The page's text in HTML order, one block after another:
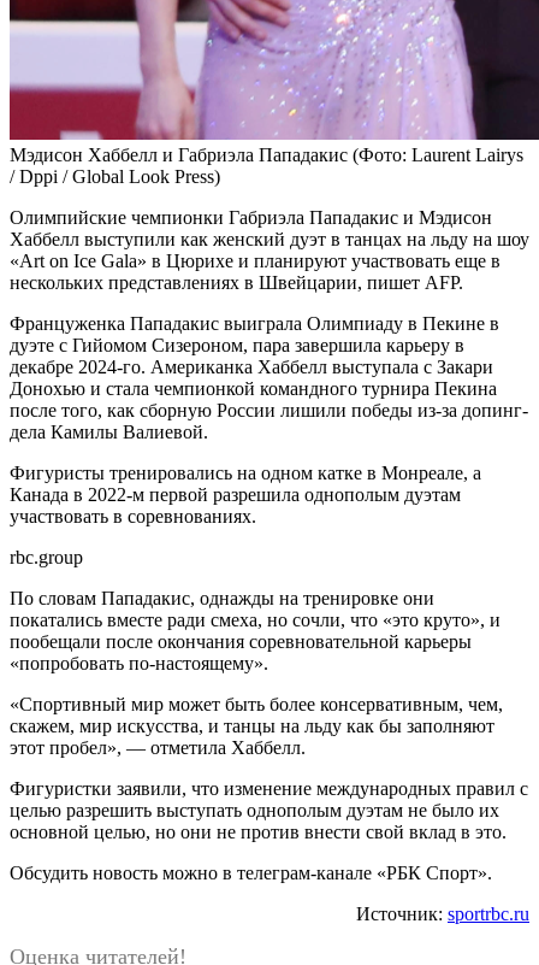
Мэдисон Хаббелл и Габриэла Пападакис (Фото: Laurent Lairys
/ Dppi / Global Look Press)
Олимпийские чемпионки Габриэла Пападакис и Мэдисон
Хаббелл выступили как женский дуэт в танцах на льду на шоу
«Art on Ice Gala» в Цюрихе и планируют участвовать еще в
нескольких представлениях в Швейцарии, пишет AFP.
Француженка Пападакис выиграла Олимпиаду в Пекине в
дуэте с Гийомом Сизероном, пара завершила карьеру в
декабре 2024-го. Американка Хаббелл выступала с Закари
Донохью и стала чемпионкой командного турнира Пекина
после того, как сборную России лишили победы из-за допинг-
дела Камилы Валиевой.
Фигуристы тренировались на одном катке в Монреале, а
Канада в 2022-м первой разрешила однополым дуэтам
участвовать в соревнованиях.
rbc.group
По словам Пападакис, однажды на тренировке они
покатались вместе ради смеха, но сочли, что «это круто», и
пообещали после окончания соревновательной карьеры
«попробовать по-настоящему».
«Спортивный мир может быть более консервативным, чем,
скажем, мир искусства, и танцы на льду как бы заполняют
этот пробел», — отметила Хаббелл.
Фигуристки заявили, что изменение международных правил с
целью разрешить выступать однополым дуэтам не было их
основной целью, но они не против внести свой вклад в это.
Обсудить новость можно в телеграм-канале «РБК Спорт».
Источник: sportrbc.ru
Оценка читателей!